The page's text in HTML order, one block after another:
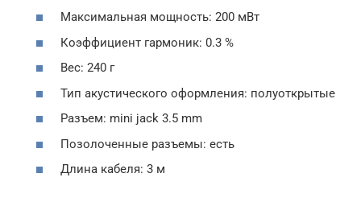
Максимальная мощность: 200 мВт
Коэффициент гармоник: 0.3 %
Вес: 240 г
Тип акустического оформления: полуоткрытые
Разъем: mini jack 3.5 mm
Позолоченные разъемы: есть
Длина кабеля: 3 м